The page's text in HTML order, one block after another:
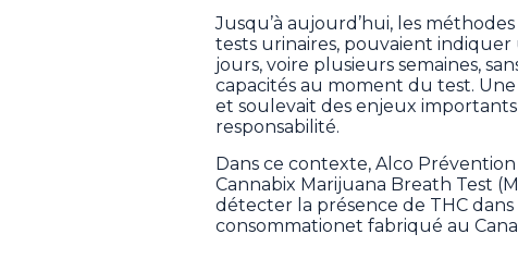
Jusqu’à aujourd’hui, les
tests urinaires, pouvaient
jours, voire plusieurs semaines,
capacités au moment du test.
et soulevait des enjeux
responsabilité.
Dans ce contexte, Alco
Cannabix Marijuana Breath Test
détecter la présence de THC
consommationet fabriqué au